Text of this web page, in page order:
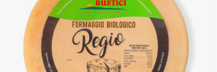
DETTAGLI